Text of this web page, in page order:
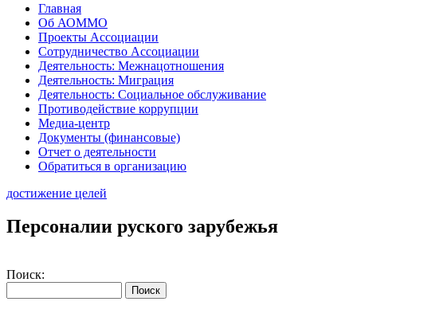
Главная
Об АОММО
Проекты Ассоциации
Сотрудничество Ассоциации
Деятельность: Межнацотношения
Деятельность: Миграция
Деятельность: Социальное обслуживание
Противодействие коррупции
Медиа-центр
Документы (финансовые)
Отчет о деятельности
Обратиться в организацию
достижение целей
Персоналии руского зарубежья
Поиск: